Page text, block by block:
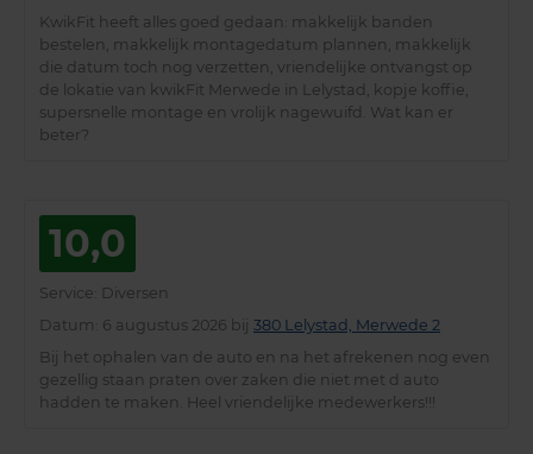
KwikFit heeft alles goed gedaan: makkelijk banden
bestelen, makkelijk montagedatum plannen, makkelijk
die datum toch nog verzetten, vriendelijke ontvangst op
de lokatie van kwikFit Merwede in Lelystad, kopje koffie,
supersnelle montage en vrolijk nagewuifd. Wat kan er
beter?
10,0
Service : Diversen
Datum : 6 augustus 2026 bij 380 Lelystad, Merwede 2
Bij het ophalen van de auto en na het afrekenen nog even
gezellig staan praten over zaken die niet met d auto
hadden te maken. Heel vriendelijke medewerkers!!!